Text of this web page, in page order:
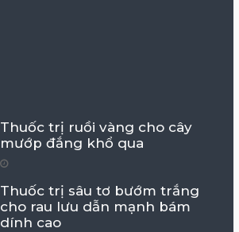
Thuốc trị ruồi vàng cho cây
mướp đắng khổ qua
Thuốc trị sâu tơ bướm trắng
cho rau lưu dẫn mạnh bám
dính cao